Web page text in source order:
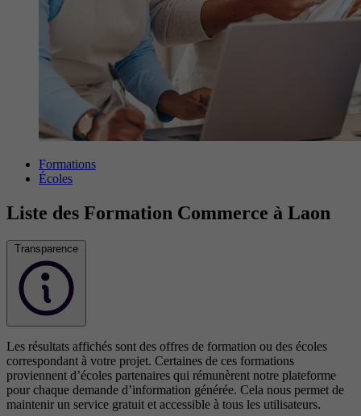
Formations
Écoles
Liste des Formation Commerce à Laon
Transparence
Les résultats affichés sont des offres de formation ou des écoles
correspondant à votre projet. Certaines de ces formations
proviennent d’écoles partenaires qui rémunèrent notre plateforme
pour chaque demande d’information générée. Cela nous permet de
maintenir un service gratuit et accessible à tous les utilisateurs.